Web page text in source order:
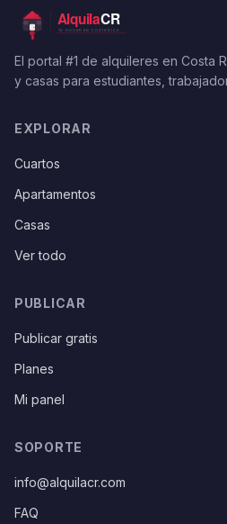
El portal #1 de alquileres en Costa
y casas para estudiantes,
EXPLORAR
Cuartos
Apartamentos
Casas
Ver todo
PUBLICAR
Publicar gratis
Planes
Mi panel
SOPORTE
info@alquilacr.com
FAQ